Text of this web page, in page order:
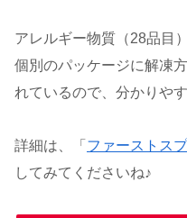
アレルギー物質（28品目
個別のパッケージに解凍
れているので、分かりや
詳細は、「 ファーストス
してみてくださいね♪